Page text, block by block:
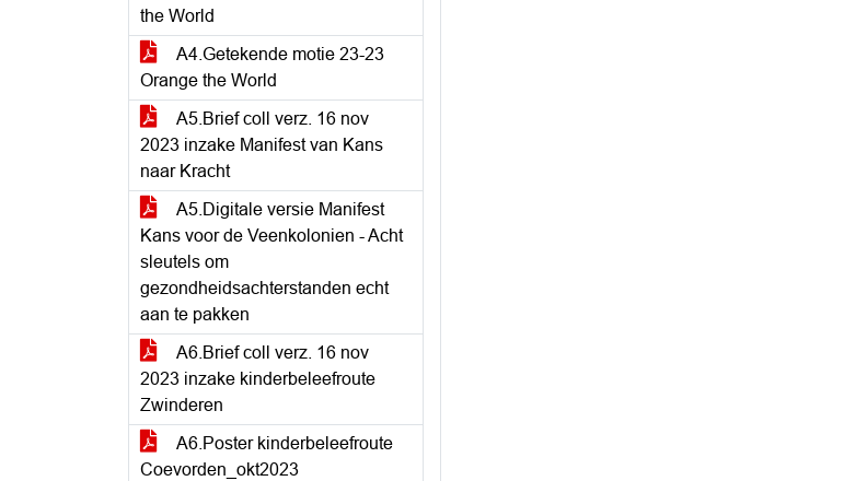
the World
A4.Getekende motie 23-23
Orange the World
A5.Brief coll verz. 16 nov
2023 inzake Manifest van Kans
naar Kracht
A5.Digitale versie Manifest
Kans voor de Veenkolonien - Acht
sleutels om
gezondheidsachterstanden echt
aan te pakken
A6.Brief coll verz. 16 nov
2023 inzake kinderbeleefroute
Zwinderen
A6.Poster kinderbeleefroute
Coevorden_okt2023